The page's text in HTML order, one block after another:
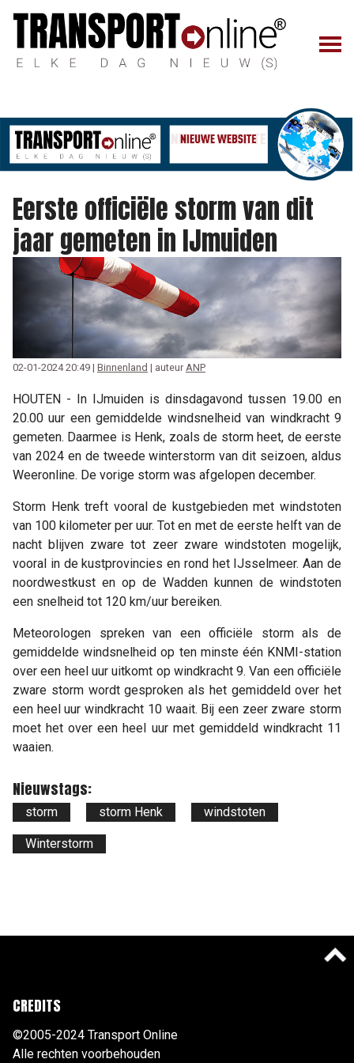
Eerste officiële storm van dit
jaar gemeten in IJmuiden
02-01-2024 20:49 | Binnenland | auteur ANP
HOUTEN - In IJmuiden is dinsdagavond tussen 19.00 en
20.00 uur een gemiddelde windsnelheid van windkracht 9
gemeten. Daarmee is Henk, zoals de storm heet, de eerste
van 2024 en de tweede winterstorm van dit seizoen, aldus
Weeronline. De vorige storm was afgelopen december.
Storm Henk treft vooral de kustgebieden met windstoten
van 100 kilometer per uur. Tot en met de eerste helft van de
nacht blijven zware tot zeer zware windstoten mogelijk,
vooral in de kustprovincies en rond het IJsselmeer. Aan de
noordwestkust en op de Wadden kunnen de windstoten
een snelheid tot 120 km/uur bereiken.
Meteorologen spreken van een officiële storm als de
gemiddelde windsnelheid op ten minste één KNMI-station
over een heel uur uitkomt op windkracht 9. Van een officiële
zware storm wordt gesproken als het gemiddeld over het
een heel uur windkracht 10 waait. Bij een zeer zware storm
moet het over een heel uur met gemiddeld windkracht 11
waaien.
Nieuwstags:
storm storm Henk windstoten
Winterstorm
CREDITS
©2005-2024 Transport Online
Alle rechten voorbehouden